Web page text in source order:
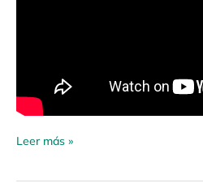
Leer más »